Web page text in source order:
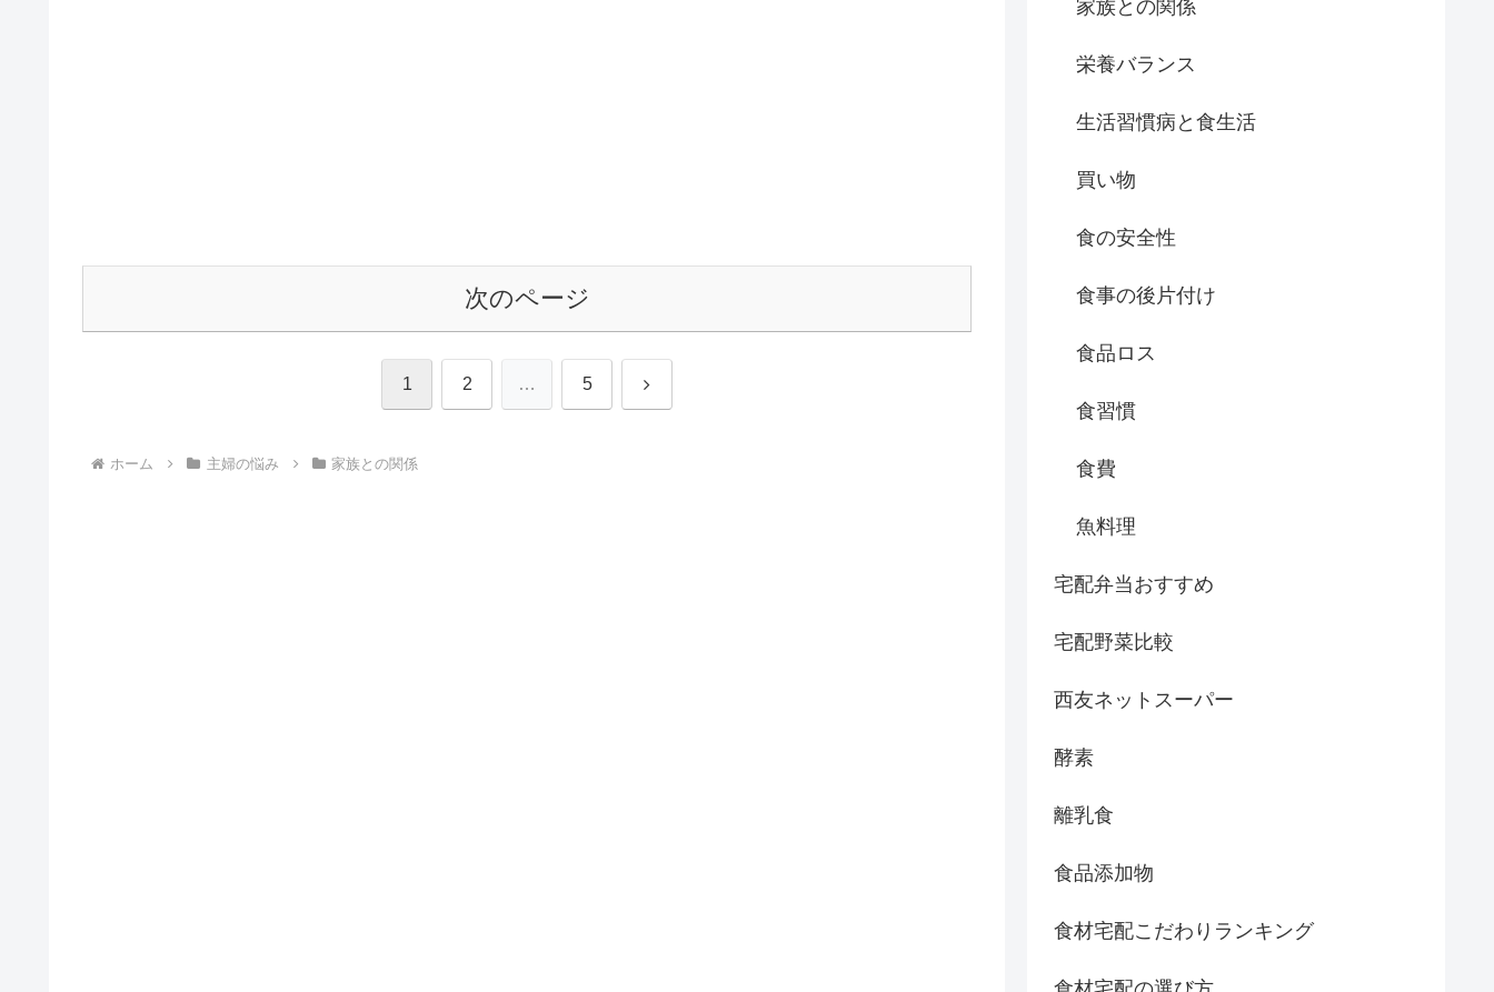
次のページ
1 2 … 5 次
ホーム 主婦の悩み 家族との関係
家族との関係
栄養バランス
生活習慣病と食生活
買い物
食の安全性
食事の後片付け
食品ロス
食習慣
食費
魚料理
宅配弁当おすすめ
宅配野菜比較
西友ネットスーパー
酵素
離乳食
食品添加物
食材宅配こだわりランキング